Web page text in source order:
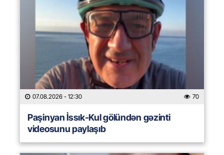
07.08.2026 - 12:30 70
Paşinyan İssık-Kul gölündən gəzinti
videosunu paylaşıb